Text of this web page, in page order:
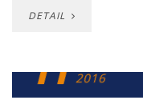
DETAIL
11 2016